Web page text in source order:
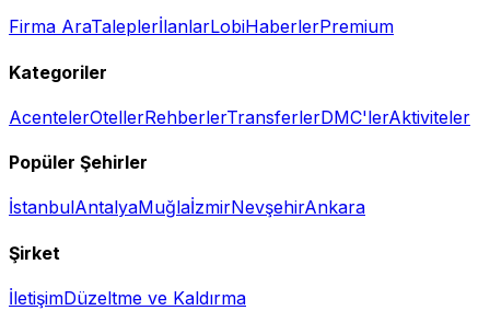
Firma AraTaleplerİlanlarLobiHaberlerPremium
Kategoriler
AcentelerOtellerRehberlerTransferlerDMC'lerAktiviteler
Popüler Şehirler
İstanbulAntalyaMuğlaİzmirNevşehirAnkara
Şirket
İletişimDüzeltme ve Kaldırma